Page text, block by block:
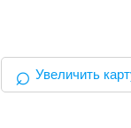
⌕ Увеличить